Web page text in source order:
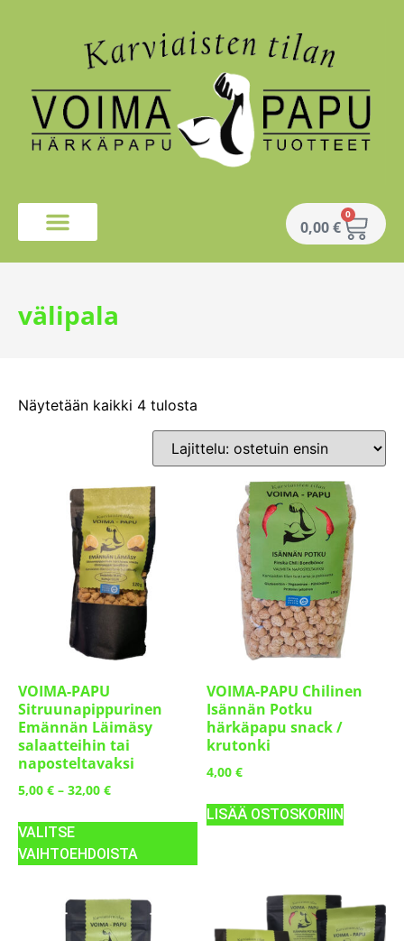
0,00€
0
välipala
Näytetään kaikki 4 tulosta
VOIMA-PAPU
Sitruunapippurinen
Emännän Läimäsy
salaatteihin tai
naposteltavaksi
5,00 € – 32,00 €
VALITSE
VAIHTOEHDOISTA
VOIMA-PAPU Chilinen
Isännän Potku
härkäpapu snack /
krutonki
4,00 €
LISÄÄ OSTOSKORIIN